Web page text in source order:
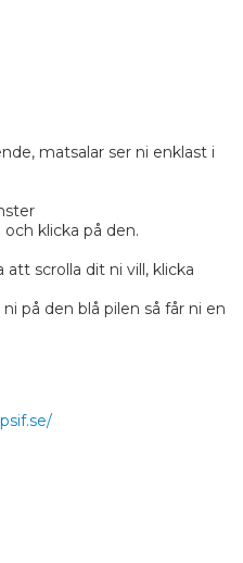
matsalar ser ni enklast i
och klicka på den.
att scrolla dit ni vill, klicka
på den blå pilen så får ni en